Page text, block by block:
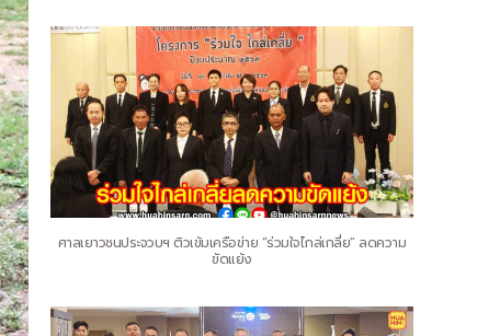
ศาลเยาวชนประจวบฯ ติวเข้มเครือข่าย “ร่วมใจไกล่เกลี่ย” ลดความ
ขัดแย้ง